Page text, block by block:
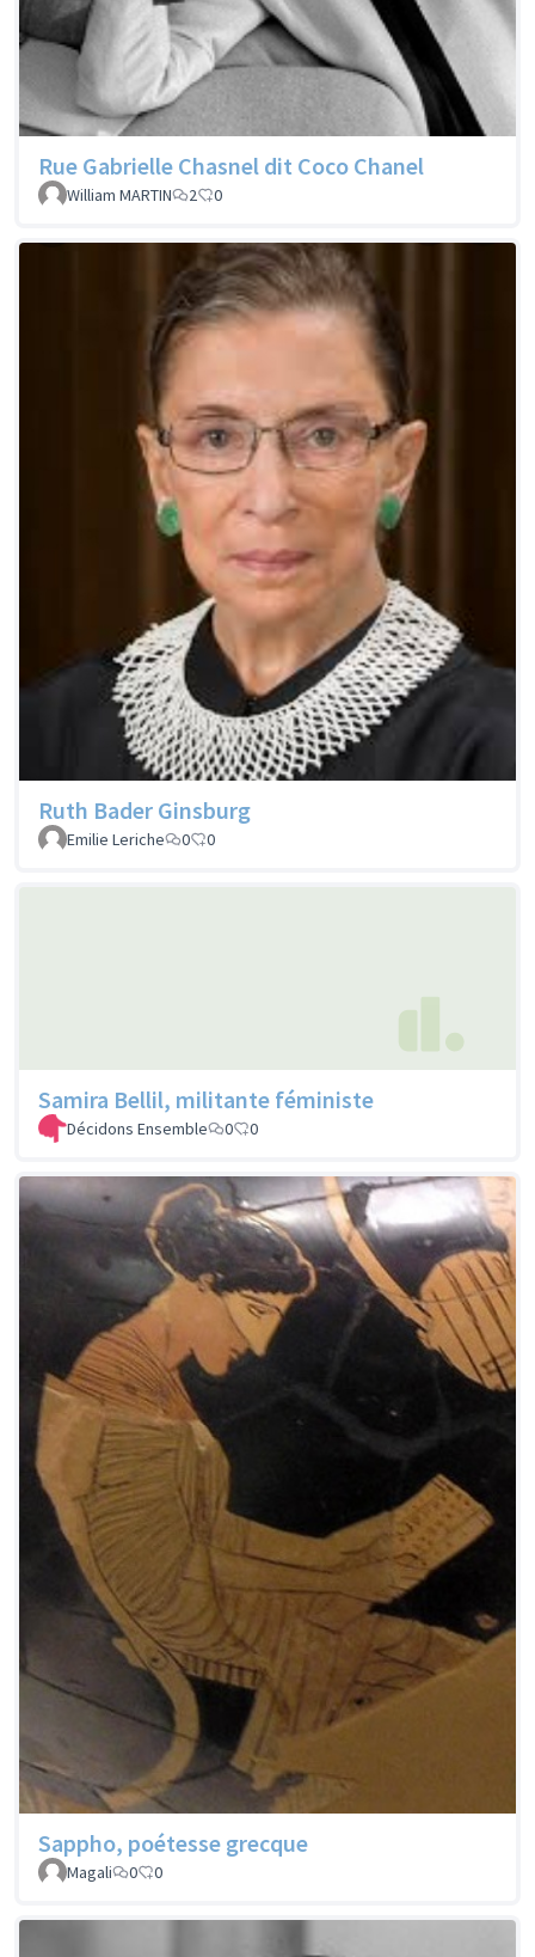
Rue Gabrielle Chasnel dit Coco Chanel
William MARTIN 2 0
Ruth Bader Ginsburg
Emilie Leriche 0 0
Samira Bellil, militante féministe
Décidons Ensemble 0 0
Sappho, poétesse grecque
Magali 0 0